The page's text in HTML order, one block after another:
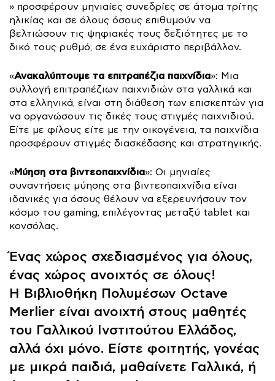
» προσφέρουν μηνιαίες συνεδρίες σε άτομα τρίτης
ηλικίας και σε όλους όσους επιθυμούν να
βελτιώσουν τις ψηφιακές τους δεξιότητες με το
δικό τους ρυθμό, σε ένα ευχάριστο περιβάλλον.
«Ανακαλύπτουμε τα επιτραπέζια παιχνίδια»: Μια
συλλογή επιτραπέζιων παιχνιδιών στα γαλλικά και
στα ελληνικά, είναι στη διάθεση των επισκεπτών για
να οργανώσουν τις δικές τους στιγμές παιχνιδιού.
Είτε με φίλους είτε με την οικογένεια, τα παιχνίδια
προσφέρουν στιγμές διασκέδασης και στρατηγικής.
«Μύηση στα βιντεοπαιχνίδια»: Οι μηνιαίες
συναντήσεις μύησης στα βιντεοπαιχνίδια είναι
ιδανικές για όσους θέλουν να εξερευνήσουν τον
κόσμο του gaming, επιλέγοντας μεταξύ tablet και
κονσόλας.
Ένας χώρος σχεδιασμένος για όλους,
ένας χώρος ανοιχτός σε όλους!
Η Βιβλιοθήκη Πολυμέσων Octave
Merlier είναι ανοιχτή στους μαθητές
του Γαλλικού Ινστιτούτου Ελλάδος,
αλλά όχι μόνο. Είστε φοιτητής, γονέας
με μικρά παιδιά, μαθαίνετε Γαλλικά, ή